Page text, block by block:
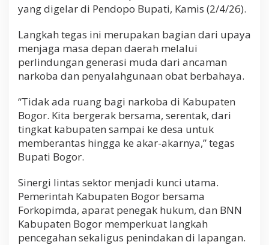
yang digelar di Pendopo Bupati, Kamis (2/4/26).
Langkah tegas ini merupakan bagian dari upaya
menjaga masa depan daerah melalui
perlindungan generasi muda dari ancaman
narkoba dan penyalahgunaan obat berbahaya.
“Tidak ada ruang bagi narkoba di Kabupaten
Bogor. Kita bergerak bersama, serentak, dari
tingkat kabupaten sampai ke desa untuk
memberantas hingga ke akar-akarnya,” tegas
Bupati Bogor.
Sinergi lintas sektor menjadi kunci utama.
Pemerintah Kabupaten Bogor bersama
Forkopimda, aparat penegak hukum, dan BNN
Kabupaten Bogor memperkuat langkah
pencegahan sekaligus penindakan di lapangan.